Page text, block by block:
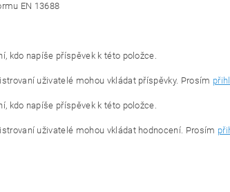
EN 13688
kdo napíše příspěvek k této položce.
uživatelé mohou vkládat příspěvky. Prosím
kdo napíše příspěvek k této položce.
uživatelé mohou vkládat hodnocení. Prosím